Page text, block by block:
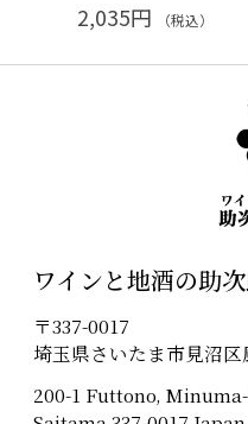
2,035円 （税込）
ワインと地酒の助
〒337-0017
埼玉県さいたま市見沼区
200-1 Futtono,